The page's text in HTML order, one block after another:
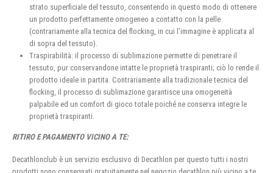
strato superficiale del tessuto, consentendo in questo modo di ottenere
un prodotto perfettamente omogeneo a contatto con la pelle
(contrariamente alla tecnica del flocking, in cui l’immagine è applicata al
di sopra del tessuto).
Traspirabilità: il processo di sublimazione permette di penetrare il
tessuto, pur conservandone intatte le proprietà traspiranti; ciò lo rende il
prodotto ideale in partita. Contrariamente alla tradizionale tecnica del
flocking, il processo di sublimazione garantisce una omogeneità
palpabile ed un comfort di gioco totale poiché ne conserva integre le
proprietà traspiranti.
RITIRO E PAGAMENTO VICINO A TE:
Decathlonclub è un servizio esclusivo di Decathlon per questo tutti i nostri